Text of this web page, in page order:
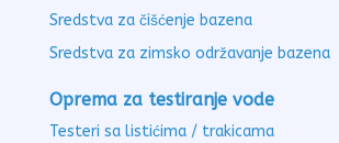
Sredstva za čišćenje bazena
Sredstva za zimsko održavanje bazena
Oprema za testiranje vode
Testeri sa listićima / trakicama